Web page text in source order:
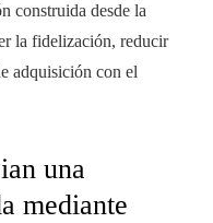
construida desde la
la fidelización, reducir
adquisición con el
una
mediante